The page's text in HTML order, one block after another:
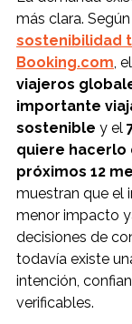
más clara.
sostenibilidad
Booking.com , el
viajeros
importante
sostenible y el
quiere hacerlo
próximos 12
muestran que el
menor impacto
decisiones de
todavía existe
intención,
verificables.